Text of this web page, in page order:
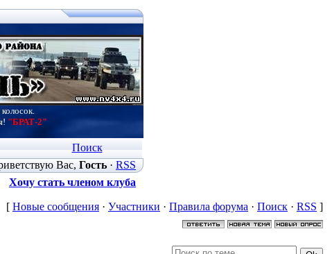
"БРАТ-2"
Поиск
Вас, Гость· RSS
Хочу стать членом клуба
[ Новые сообщения · Участники · Правила форума · Поиск · RSS ]